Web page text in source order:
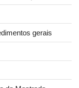
gerais